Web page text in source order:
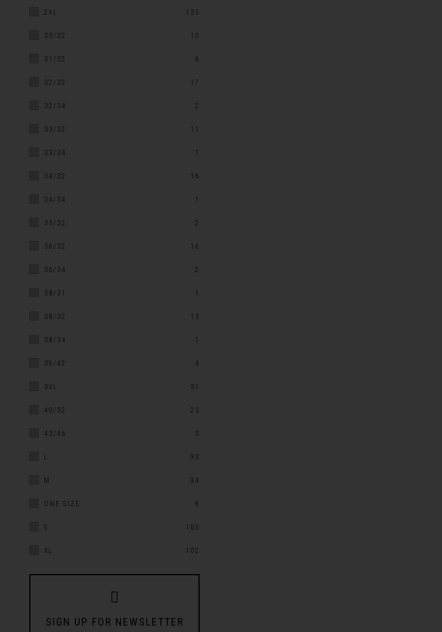
2XL 135
30/32 10
31/32 6
32/32 17
32/34 2
33/32 11
33/34 1
34/32 16
34/34 1
35/32 2
36/32 16
36/34 2
38/31 1
38/32 15
38/34 1
39/42 4
3XL 31
40/32 23
43/46 3
L 93
M 94
ONE SIZE 6
S 105
XL 102
SIGN UP FOR NEWSLETTER